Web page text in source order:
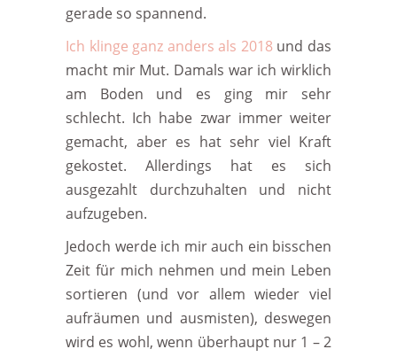
gerade so spannend.
Ich klinge ganz anders als 2018 und das
macht mir Mut. Damals war ich wirklich
am Boden und es ging mir sehr
schlecht. Ich habe zwar immer weiter
gemacht, aber es hat sehr viel Kraft
gekostet. Allerdings hat es sich
ausgezahlt durchzuhalten und nicht
aufzugeben.
Jedoch werde ich mir auch ein bisschen
Zeit für mich nehmen und mein Leben
sortieren (und vor allem wieder viel
aufräumen und ausmisten), deswegen
wird es wohl, wenn überhaupt nur 1 – 2